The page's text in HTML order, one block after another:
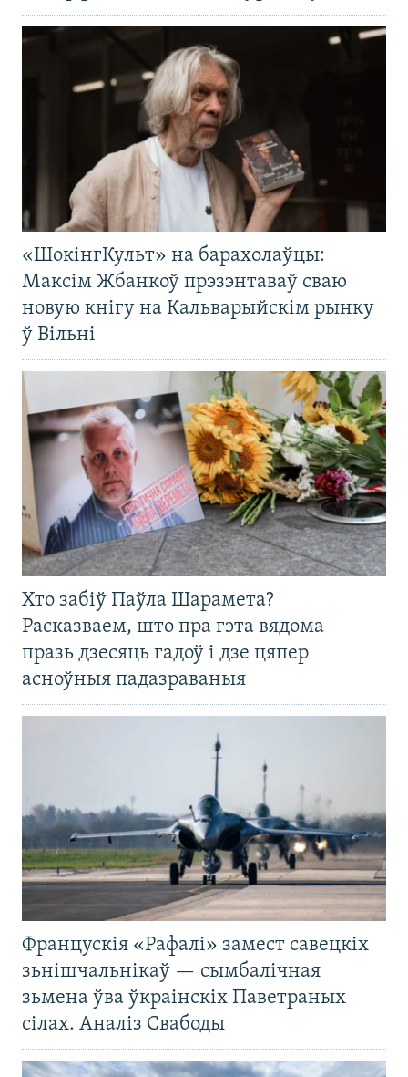
«ШокінгКульт» на барахолаўцы:
Максім Жбанкоў прэзэнтаваў сваю
новую кнігу на Кальварыйскім рынку
ў Вільні
Хто забіў Паўла Шарамета?
Расказваем, што пра гэта вядома
празь дзесяць гадоў і дзе цяпер
асноўныя падазраваныя
Францускія «Рафалі» замест савецкіх
зьнішчальнікаў — сымбалічная
зьмена ўва ўкраінскіх Паветраных
сілах. Аналіз Свабоды